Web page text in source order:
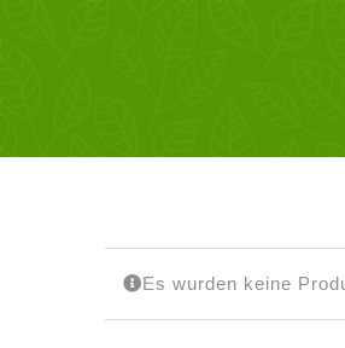
Es wurden keine